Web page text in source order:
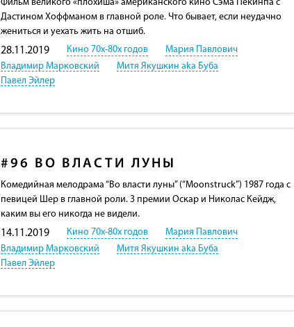
Фильм великого «плохиша» американского кино Сэма Пекинпа с
Дастином Хоффманом в главной роле. Что бывает, если неудачно
жениться и уехать жить на отшиб.
28.11.2019 Кино 70х-80х годов
Мария Павлович
Владимир Марковский
Митя Якушкин aka Буба
Павел Эйлер
#96 ВО ВЛАСТИ ЛУНЫ
Комедийная мелодрама “Во власти луны” (“Moonstruck”) 1987 года с
певицей Шер в главной роли. 3 премии Оскар и Николас Кейдж,
каким вы его никогда не видели.
14.11.2019 Кино 70х-80х годов
Мария Павлович
Владимир Марковский
Митя Якушкин aka Буба
Павел Эйлер